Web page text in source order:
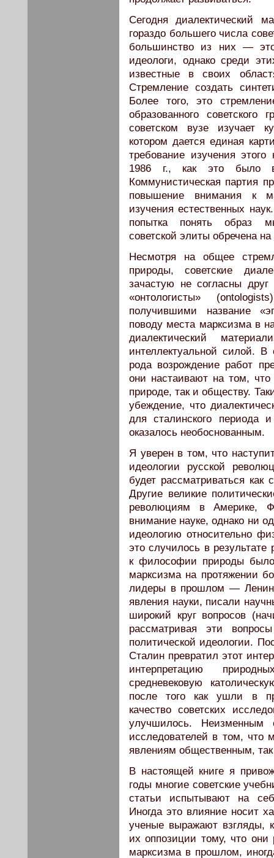
Сегодня диалектический
гораздо большего числа
большинство из них —
идеологи, однако среди
известные в своих
Стремление создать
Более того, это
образованного
советском вузе изучает
котором дается единая
требование изучения
1986 г., как это было
Коммунистическая партия
повышение внимания к
изучения естественных
попытка понять образ
советской элиты обречена на
Несмотря на общее
природы, советские
зачастую не согласны
«онтологисты»
получившими название
поводу места марксизма в
диалектический
интеллектуальной силой. В
рода возрождение работ
они настаивают на том,
природе, так и обществу.
убеждение, что
для сталинского периода
оказалось необоснованным.
Я уверен в том, что
идеологии русской
будет рассматриваться как
Другие великие
революциям в Америке,
внимание науке, однако ни
идеологию относительно
это случилось в
к философии природы было
марксизма на протяжении
лидеры в прошлом —
явления науки, писали
широкий круг вопросов
рассматривая эти
политической идеологии.
Сталин превратил этот
интерпретацию
средневековую
после того как ушли в
качество советских
улучшилось. Неизменным
исследователей в том, что
явлениям общественным,
В настоящей книге я
годы многие советские
статьи испытывают на
Иногда это влияние носит
ученые выражают взгляды,
их оппозиции тому, что
марксизма в прошлом,